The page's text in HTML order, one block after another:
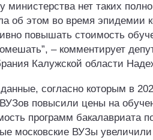
министерства нет таких
об этом во время эпидемии
повышать стоимость
– комментирует
Калужской области
согласно которым в
повысили цены на
программ бакалавриата
московские ВУЗы